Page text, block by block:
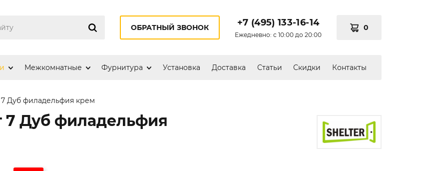
ОБРАТНЫЙ ЗВОНОК +7 (495) 133-16-14
Ежедневно: с 10:00 до 20:00
0
Межкомнатные Фурнитура Установка Доставка Статьи Скидки Контакты
7 Дуб филадельфия крем
7 Дуб филадельфия